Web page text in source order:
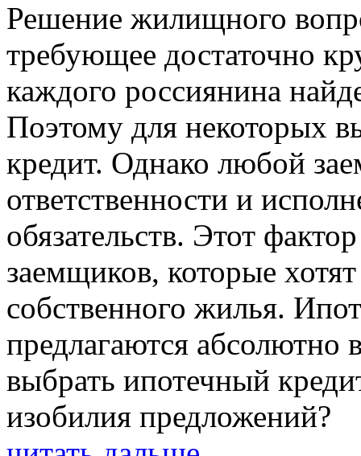
Решение жилищного
требующее достаточно
каждого россиянина
Поэтому для некоторых
кредит. Однако любой
ответственности и
обязательств. Этот
заемщиков, которые
собственного жилья.
предлагаются абсолютно
выбрать ипотечный
изобилия предложений?